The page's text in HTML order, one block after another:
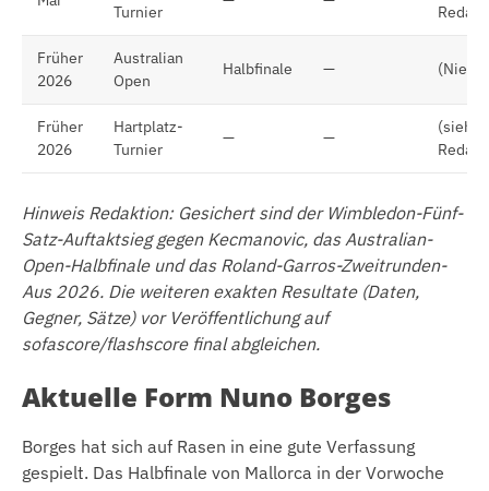
Turnier
Früher
2026
Australian
Open
Halbfinale —
Früher
2026
Hartplatz-
Turnier
— —
(siehe
Hinweis Redaktion: Gesichert sind der Wimbledon-Fünf-
Satz-Auftaktsieg gegen Kecmanovic, das Australian-
Open-Halbfinale und das Roland-Garros-Zweitrunden-
Aus 2026. Die weiteren exakten Resultate (Daten,
Gegner, Sätze) vor Veröffentlichung auf
sofascore/flashscore final abgleichen.
Aktuelle Form Nuno Borges
Borges hat sich auf Rasen in eine gute Verfassung
gespielt. Das Halbfinale von Mallorca in der Vorwoche